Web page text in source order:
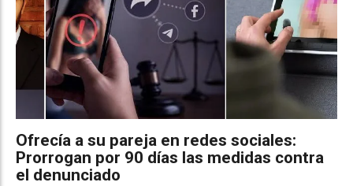
Ofrecía a su pareja en redes sociales:
Prorrogan por 90 días las medidas contra
el denunciado